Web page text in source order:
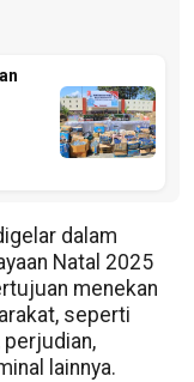
dalam
Natal 2025
menekan
seperti
perjudian,
lainnya.